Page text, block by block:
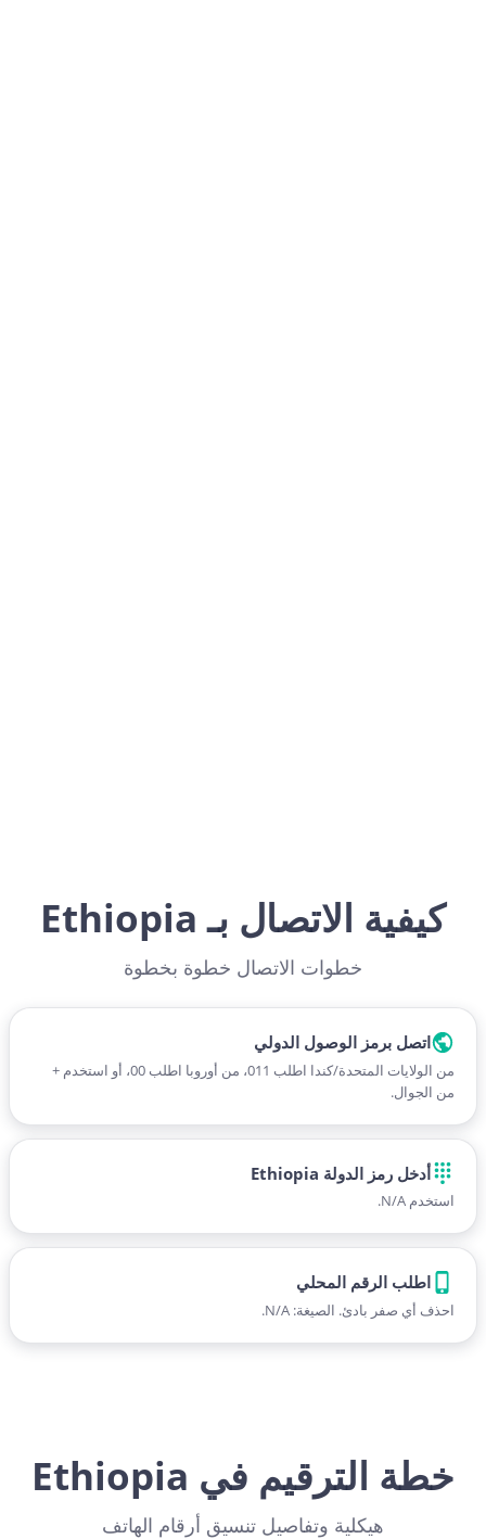
كيفية الاتصال بـ Ethiopia
خطوات الاتصال خطوة بخطوة
اتصل برمز الوصول الدولي
من الولايات المتحدة/كندا اطلب 011، من أوروبا اطلب 00، أو استخدم +
من الجوال.
أدخل رمز الدولة Ethiopia
استخدم N/A.
اطلب الرقم المحلي
احذف أي صفر بادئ. الصيغة: N/A.
خطة الترقيم في Ethiopia
هيكلية وتفاصيل تنسيق أرقام الهاتف